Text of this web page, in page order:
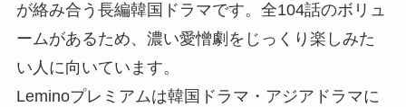
が絡み合う長編韓国ドラマです。全104話のボリュ
ームがあるため、濃い愛憎劇をじっくり楽しみた
い人に向いています。
Leminoプレミアムは韓国ドラマ・アジアドラマに